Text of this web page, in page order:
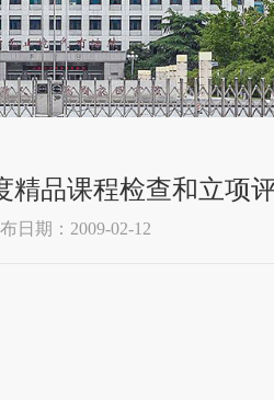
精品课程检查和立项
日期：2009-02-12